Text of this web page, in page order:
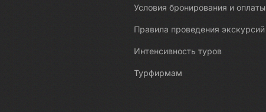
Условия бронирования и оплаты
Правила проведения экскурсий
Интенсивность туров
Турфирмам